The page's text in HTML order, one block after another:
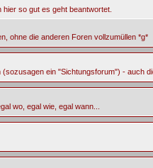
so gut es geht beantwortet.
ohne die anderen Foren vollzumüllen *g*
ein "Sichtungsforum") - auch
wo, egal wie, egal wann...